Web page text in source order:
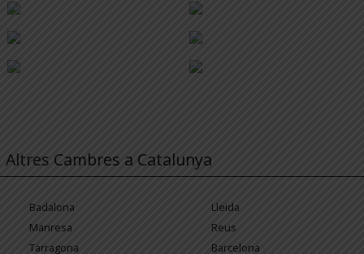
Altres Cambres a Catalunya
Badalona
Lleida
Manresa
Reus
Tarragona
Barcelona